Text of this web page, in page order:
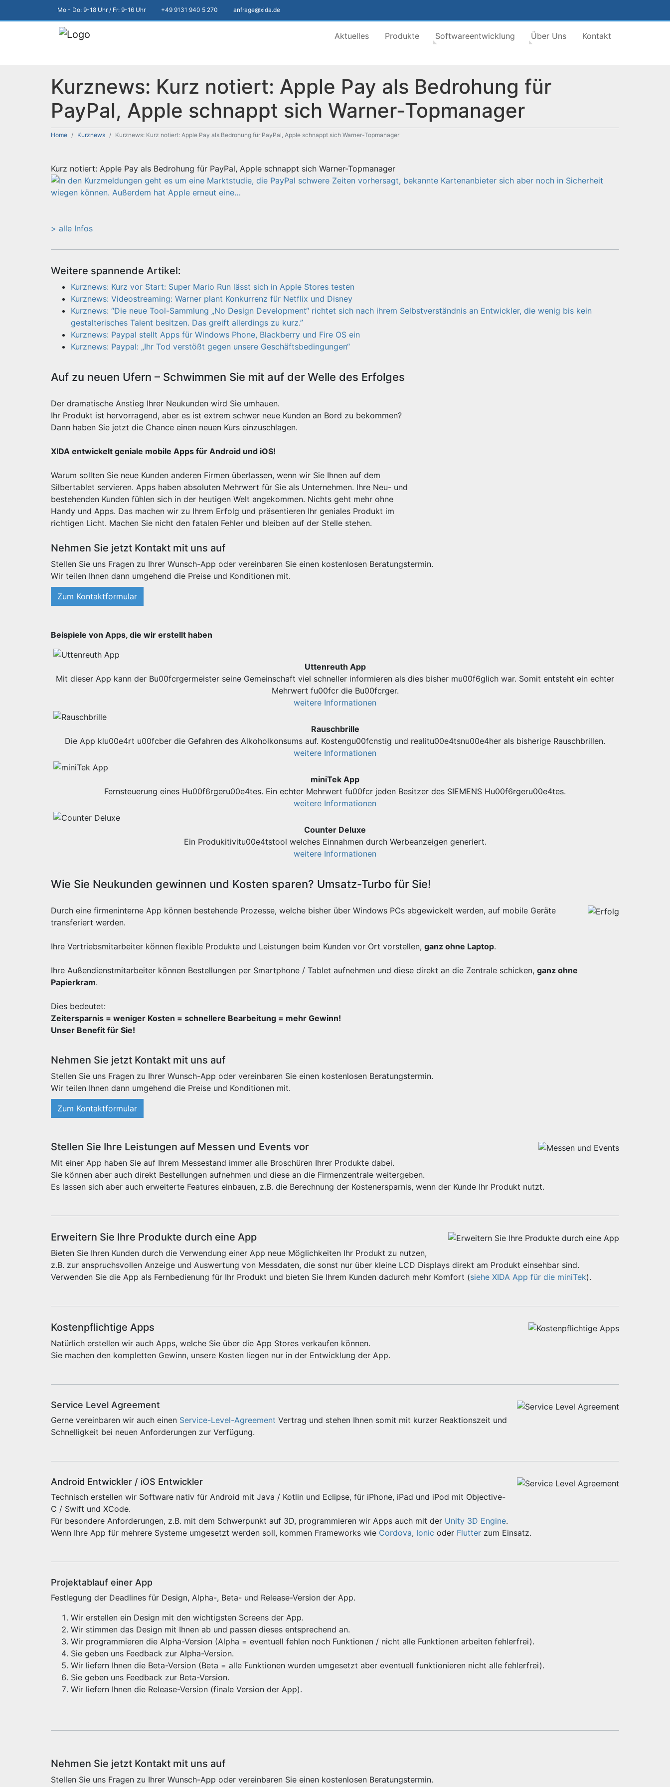
Mo - Do: 9-18 Uhr / Fr: 9-16 Uhr +49 9131 940 5 270 anfrage@xida.de
Aktuelles Produkte Softwareentwicklung Über Uns Kontakt
Kurznews: Kurz notiert: Apple Pay als Bedrohung für
PayPal, Apple schnappt sich Warner-Topmanager
Home Kurznews Kurznews: Kurz notiert: Apple Pay als Bedrohung für PayPal, Apple schnappt sich Warner-Topmanager
Kurz notiert: Apple Pay als Bedrohung für PayPal, Apple schnappt sich Warner-Topmanager
> alle Infos
Weitere spannende Artikel:
Kurznews: Kurz vor Start: Super Mario Run lässt sich in Apple Stores testen
Kurznews: Videostreaming: Warner plant Konkurrenz für Netflix und Disney
Kurznews: “Die neue Tool-Sammlung „No Design Development“ richtet sich nach ihrem Selbstverständnis an Entwickler, die wenig bis kein
gestalterisches Talent besitzen. Das greift allerdings zu kurz.”
Kurznews: Paypal stellt Apps für Windows Phone, Blackberry und Fire OS ein
Kurznews: Paypal: „Ihr Tod verstößt gegen unsere Geschäftsbedingungen“
Auf zu neuen Ufern – Schwimmen Sie mit auf der Welle des Erfolges
Der dramatische Anstieg Ihrer Neukunden wird Sie umhauen.
Ihr Produkt ist hervorragend, aber es ist extrem schwer neue Kunden an Bord zu bekommen?
Dann haben Sie jetzt die Chance einen neuen Kurs einzuschlagen.
XIDA entwickelt geniale mobile Apps für Android und iOS!
Warum sollten Sie neue Kunden anderen Firmen überlassen, wenn wir Sie Ihnen auf dem
Silbertablet servieren. Apps haben absoluten Mehrwert für Sie als Unternehmen. Ihre Neu- und
bestehenden Kunden fühlen sich in der heutigen Welt angekommen. Nichts geht mehr ohne
Handy und Apps. Das machen wir zu Ihrem Erfolg und präsentieren Ihr geniales Produkt im
richtigen Licht. Machen Sie nicht den fatalen Fehler und bleiben auf der Stelle stehen.
Nehmen Sie jetzt Kontakt mit uns auf
Stellen Sie uns Fragen zu Ihrer Wunsch-App oder vereinbaren Sie einen kostenlosen Beratungstermin.
Wir teilen Ihnen dann umgehend die Preise und Konditionen mit.
Zum Kontaktformular
Beispiele von Apps, die wir erstellt haben
Uttenreuth App
Mit dieser App kann der Bu00fcrgermeister seine Gemeinschaft viel schneller informieren als dies bisher mu00f6glich war. Somit entsteht ein echter
Mehrwert fu00fcr die Bu00fcrger.
weitere Informationen
Rauschbrille
Die App klu00e4rt u00fcber die Gefahren des Alkoholkonsums auf. Kostengu00fcnstig und realitu00e4tsnu00e4her als bisherige Rauschbrillen.
weitere Informationen
miniTek App
Fernsteuerung eines Hu00f6rgeru00e4tes. Ein echter Mehrwert fu00fcr jeden Besitzer des SIEMENS Hu00f6rgeru00e4tes.
weitere Informationen
Counter Deluxe
Ein Produkitivitu00e4tstool welches Einnahmen durch Werbeanzeigen generiert.
weitere Informationen
Wie Sie Neukunden gewinnen und Kosten sparen? Umsatz-Turbo für Sie!
Durch eine firmeninterne App können bestehende Prozesse, welche bisher über Windows PCs abgewickelt werden, auf mobile Geräte
transferiert werden.
Ihre Vertriebsmitarbeiter können flexible Produkte und Leistungen beim Kunden vor Ort vorstellen, ganz ohne Laptop.
Ihre Außendienstmitarbeiter können Bestellungen per Smartphone / Tablet aufnehmen und diese direkt an die Zentrale schicken, ganz ohne
Papierkram.
Dies bedeutet:
Zeitersparnis = weniger Kosten = schnellere Bearbeitung = mehr Gewinn!
Unser Benefit für Sie!
Nehmen Sie jetzt Kontakt mit uns auf
Stellen Sie uns Fragen zu Ihrer Wunsch-App oder vereinbaren Sie einen kostenlosen Beratungstermin.
Wir teilen Ihnen dann umgehend die Preise und Konditionen mit.
Zum Kontaktformular
Stellen Sie Ihre Leistungen auf Messen und Events vor
Mit einer App haben Sie auf Ihrem Messestand immer alle Broschüren Ihrer Produkte dabei.
Sie können aber auch direkt Bestellungen aufnehmen und diese an die Firmenzentrale weitergeben.
Es lassen sich aber auch erweiterte Features einbauen, z.B. die Berechnung der Kostenersparnis, wenn der Kunde Ihr Produkt nutzt.
Erweitern Sie Ihre Produkte durch eine App
Bieten Sie Ihren Kunden durch die Verwendung einer App neue Möglichkeiten Ihr Produkt zu nutzen,
z.B. zur anspruchsvollen Anzeige und Auswertung von Messdaten, die sonst nur über kleine LCD Displays direkt am Produkt einsehbar sind.
Verwenden Sie die App als Fernbedienung für Ihr Produkt und bieten Sie Ihrem Kunden dadurch mehr Komfort (siehe XIDA App für die miniTek).
Kostenpflichtige Apps
Natürlich erstellen wir auch Apps, welche Sie über die App Stores verkaufen können.
Sie machen den kompletten Gewinn, unsere Kosten liegen nur in der Entwicklung der App.
Service Level Agreement
Gerne vereinbaren wir auch einen Service-Level-Agreement Vertrag und stehen Ihnen somit mit kurzer Reaktionszeit und
Schnelligkeit bei neuen Anforderungen zur Verfügung.
Android Entwickler / iOS Entwickler
Technisch erstellen wir Software nativ für Android mit Java / Kotlin und Eclipse, für iPhone, iPad und iPod mit Objective-
C / Swift und XCode.
Für besondere Anforderungen, z.B. mit dem Schwerpunkt auf 3D, programmieren wir Apps auch mit der Unity 3D Engine.
Wenn Ihre App für mehrere Systeme umgesetzt werden soll, kommen Frameworks wie Cordova, Ionic oder Flutter zum Einsatz.
Projektablauf einer App
Festlegung der Deadlines für Design, Alpha-, Beta- und Release-Version der App.
Wir erstellen ein Design mit den wichtigsten Screens der App.
Wir stimmen das Design mit Ihnen ab und passen dieses entsprechend an.
Wir programmieren die Alpha-Version (Alpha = eventuell fehlen noch Funktionen / nicht alle Funktionen arbeiten fehlerfrei).
Sie geben uns Feedback zur Alpha-Version.
Wir liefern Ihnen die Beta-Version (Beta = alle Funktionen wurden umgesetzt aber eventuell funktionieren nicht alle fehlerfrei).
Sie geben uns Feedback zur Beta-Version.
Wir liefern Ihnen die Release-Version (finale Version der App).
Nehmen Sie jetzt Kontakt mit uns auf
Stellen Sie uns Fragen zu Ihrer Wunsch-App oder vereinbaren Sie einen kostenlosen Beratungstermin.